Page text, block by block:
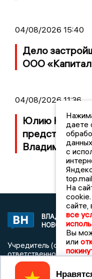
04/08/2026 15:40
Дело
ООО
04/08/2026 11:36
Юлию
представили
Владимирской
НОВОСТИ
Учредитель
ответственностью
1107154017354)
даете
данных
с
На
сайте,
все
Вы
или